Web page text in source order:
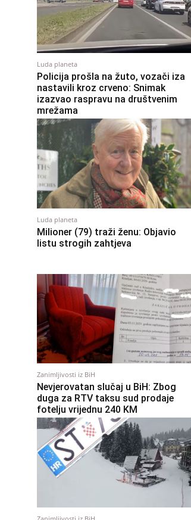
Luda planeta
Policija prošla na žuto, vozači iza
nastavili kroz crveno: Snimak
izazvao raspravu na društvenim
mrežama
Luda planeta
Milioner (79) traži ženu: Objavio
listu strogih zahtjeva
Zanimljivosti iz BiH
Nevjerovatan slučaj u BiH: Zbog
duga za RTV taksu sud prodaje
fotelju vrijednu 240 KM